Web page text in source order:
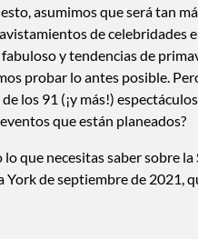
asumimos que será tan
de celebridades
y tendencias de
probar lo antes posible.
los 91 (¡y más!)
que están planeados?
que necesitas saber sobre la
York de septiembre de 2021,